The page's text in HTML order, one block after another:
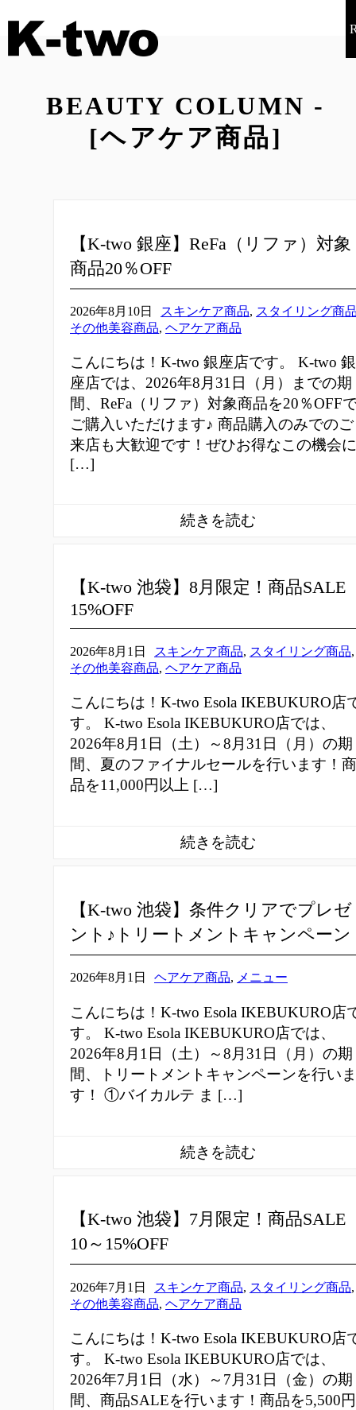
BEAUTY COLUMN -
[ヘアケア商品]
【K-two 銀座】ReFa（リファ）対象
商品20％OFF
2026年8月10日 スキンケア商品, スタイリング商
その他美容商品, ヘアケア商品
こんにちは！K-two 銀座店です。 K-two 銀
座店では、2026年8月31日（月）までの期
間、ReFa（リファ）対象商品を20％OFF
ご購入いただけます♪ 商品購入のみでのご
来店も大歓迎です！ぜひお得なこの機会に
[…]
【K-two 池袋】8月限定！商品SALE
15%OFF
2026年8月1日 スキンケア商品, スタイリング商品,
その他美容商品, ヘアケア商品
こんにちは！K-two Esola IKEBUKURO店
す。 K-two Esola IKEBUKURO店では、
2026年8月1日（土）～8月31日（月）の期
間、夏のファイナルセールを行います！商
品を11,000円以上 […]
【K-two 池袋】条件クリアでプレゼ
ント♪トリートメントキャンペーン
2026年8月1日 ヘアケア商品, メニュー
こんにちは！K-two Esola IKEBUKURO店
す。 K-two Esola IKEBUKURO店では、
2026年8月1日（土）～8月31日（月）の期
間、トリートメントキャンペーンを行いま
す！ ①バイカルテ ま […]
【K-two 池袋】7月限定！商品SALE
10～15%OFF
2026年7月1日 スキンケア商品, スタイリング商品,
その他美容商品, ヘアケア商品
こんにちは！K-two Esola IKEBUKURO店
す。 K-two Esola IKEBUKURO店では、
2026年7月1日（水）～7月31日（金）の期
間、商品SALEを行います！商品を5,500円